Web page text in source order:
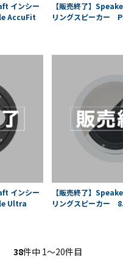
インシー
AccuFit
【販売終了】
リングスピーカー
インシー
Ultra
【販売終了】
リングスピーカー
38件中 1〜20件目